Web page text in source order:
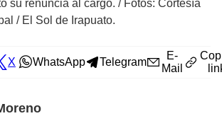
su renuncia al cargo. / Fotos: Cortesía
/ El Sol de Irapuato.
X WhatsApp Telegram
E-
Mail